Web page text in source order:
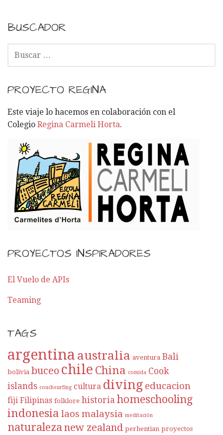
BUSCADOR
C
R
:
PROYECTO REGINA
Este viaje lo hacemos en colaboración con el
Colegio Regina Carmeli Horta.
PROYECTOS INSPIRADORES
El Vuelo de APIs
Teaming
TAGS
argentina australia aventura Bali
bolivia buceo chile China comida Cook
islands couchsurfing cultura diving educacion
fiji Filipinas folklore historia homeschooling
indonesia laos malaysia meditación
naturalezanew zealand perhentian proyectos